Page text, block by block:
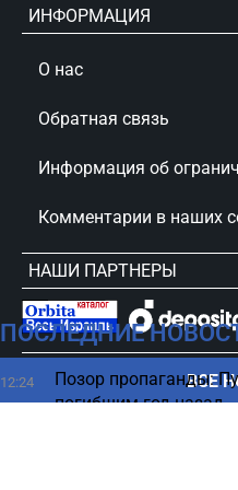
ПОСЛЕДНИЕ
12:24
Позор пропаганды:
погибшим год назад
ВСЕ
ИНФОРМАЦИЯ
О нас
Обратная связь
Информация об
Комментарии в наших
НАШИ ПАРТНЕРЫ
сursorinfo.co.il © Все